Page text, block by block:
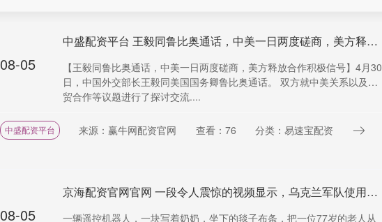
08-05
中盛配资平台 王毅同鲁比奥通话，中美一日两度磋商，美方释放合作积极信号
【王毅同鲁比奥通话，中美一日两度磋商，美方释放合作积极信号】4月30
日，中国外交部长王毅同美国国务卿鲁比奥通话。 双方就中美关系以及经
贸合作等议题进行了探讨交流....
中盛配资平台 来源：赢牛网配资官网 查看：76 分类：易速宝配资
08-05
京海配资官网官网 一段令人震惊的视频显示，乌克兰军队使用军用机器人撤离了老 人
一辆遥控机器人，一块写着奶奶，坐下的毯子布条，把一位77岁的老人从